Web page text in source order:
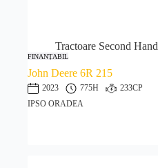
Tractoare Second Hand
FINANȚABIL
John Deere 6R 215
2023 775H
233CP
IPSO ORADEA